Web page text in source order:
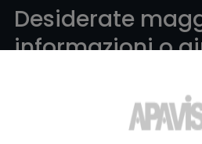
Desiderate
informazioni o
Contatta il team di specialisti in
forniremo consulenza e tutte le